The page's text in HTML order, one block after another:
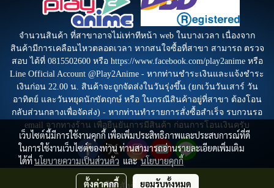
สั่งซื้อสินค้า
จำนวนสินค้า ที่สาขาอาจไม่เท่าทีหน้า web ในบางเวลา เนื่องจาก
สินค้ามีการเคลือนไหวตลอดเวลา หากสนใจซื้อที่สาขา สามารถ ตรวจ
สอบ ได้ที่ 0815502600 หรือ https://www.facebook.com/play2anime หรือ
Line Official Account @Play2Anime - หากท่านชำระเงินและแจ้งชำระ
เงินก่อน 22.00 น. สินค้าจะถูกจัดส่งในวันรุ่งขึ้น (ยกเว้นวันเสาร์ วัน
อาทิตย์ และวันหยุดนักขัตฤกษ์ หรือ ในกรณีสินค้าอยู่ที่สาขา ต้องโอน
กลับส่วนกลางเพื่อจัดส่ง) - หากท่านทำรายการสั่งซื้อสำเร็จ รบกวนรอ
email จากทางร้าน เพื่อยืนยันการมีสินค้า ก่อนการโอนเงินครับ
เว็บไซต์นี้มีการใช้งานคุกกี้ เพื่อเพิ่มประสิทธิภาพและประสบการณ์ที่ดี
ในการใช้งานเว็บไซต์ของท่าน ท่านสามารถอ่านรายละเอียดเพิ่มเติม
ได้ที่นโยบายความเป็นส่วนตัว และนโยบายคุกกี้
ตั้งค่าคุกกี้ ยอมรับทั้งหมด